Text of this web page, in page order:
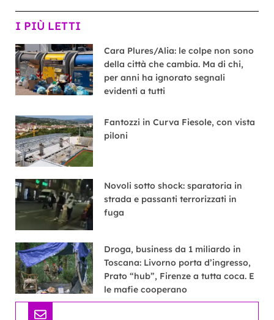
I PIÙ LETTI
Cara Plures/Alia: le colpe non sono
della città che cambia. Ma di chi,
per anni ha ignorato segnali
evidenti a tutti
Fantozzi in Curva Fiesole, con vista
piloni
Novoli sotto shock: sparatoria in
strada e passanti terrorizzati in
fuga
Droga, business da 1 miliardo in
Toscana: Livorno porta d’ingresso,
Prato “hub”, Firenze a tutta coca. E
le mafie cooperano